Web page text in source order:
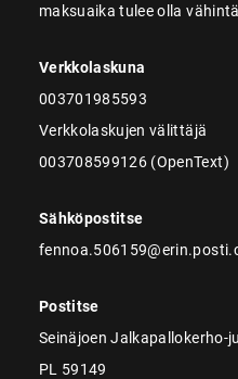
maksuaika tulee olla
Verkkolaskuna
003701985593
Verkkolaskujen välittäjä
003708599126 (OpenText)
Sähköpostitse
Postitse
Seinäjoen Jalkapallokerho-
PL 59149